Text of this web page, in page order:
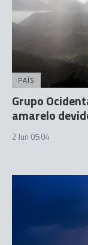
PAÍS
Grupo
amarelo
2 Jun 05:04